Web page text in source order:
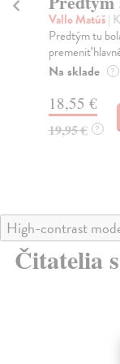
Vallo Matúš|
Predtým tu
premeniť
Na sklade ?
18,55 €
19,95 € ?
High-contrast
Čitatelia